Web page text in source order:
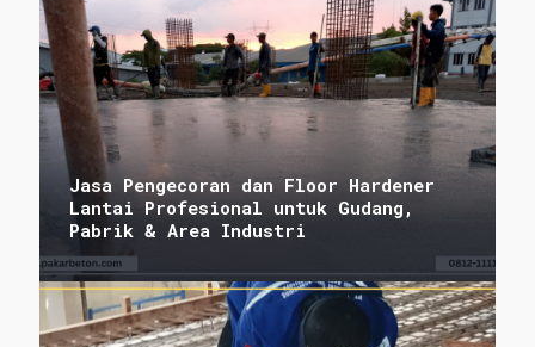
Jasa Pengecoran dan Floor Hardener
Lantai Profesional untuk Gudang,
Pabrik & Area Industri